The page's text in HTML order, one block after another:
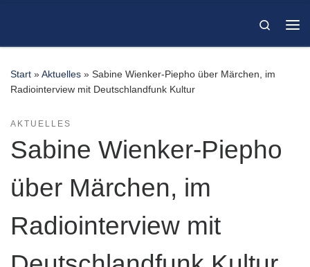
Search
Start »Aktuelles » Sabine Wienker-Piepho über Märchen, im
Radiointerview mit Deutschlandfunk Kultur
AKTUELLES
Sabine Wienker-Piepho
über Märchen, im
Radiointerview mit